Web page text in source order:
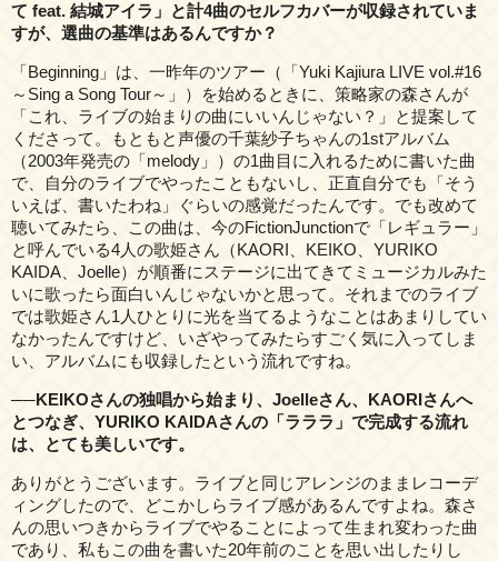
て feat. 結城アイラ」と計4曲のセルフカバーが収録されていま
すが、選曲の基準はあるんですか？
「Beginning」は、一昨年のツアー（「Yuki Kajiura LIVE vol.#16
～Sing a Song Tour～」）を始めるときに、策略家の森さんが
「これ、ライブの始まりの曲にいいんじゃない？」と提案して
くださって。もともと声優の千葉紗子ちゃんの1stアルバム
（2003年発売の「melody」）の1曲目に入れるために書いた曲
で、自分のライブでやったこともないし、正直自分でも「そう
いえば、書いたわね」ぐらいの感覚だったんです。でも改めて
聴いてみたら、この曲は、今のFictionJunctionで「レギュラー」
と呼んでいる4人の歌姫さん（KAORI、KEIKO、YURIKO
KAIDA、Joelle）が順番にステージに出てきてミュージカルみた
いに歌ったら面白いんじゃないかと思って。それまでのライブ
では歌姫さん1人ひとりに光を当てるようなことはあまりしてい
なかったんですけど、いざやってみたらすごく気に入ってしま
い、アルバムにも収録したという流れですね。
──KEIKOさんの独唱から始まり、Joelleさん、KAORIさんへ
とつなぎ、YURIKO KAIDAさんの「ラララ」で完成する流れ
は、とても美しいです。
ありがとうございます。ライブと同じアレンジのままレコーデ
ィングしたので、どこかしらライブ感があるんですよね。森さ
んの思いつきからライブでやることによって生まれ変わった曲
であり、私もこの曲を書いた20年前のことを思い出したりし